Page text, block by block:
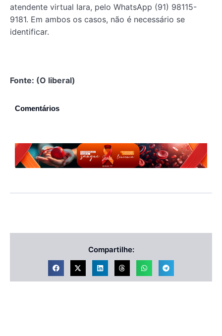
atendente virtual Iara, pelo WhatsApp (91) 98115-
9181. Em ambos os casos, não é necessário se
identificar.
Fonte: (O liberal)
Comentários
Compartilhe: